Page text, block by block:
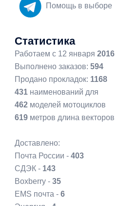
Помощь в выборе
Статистика
Работаем с 12 января 2016
Выполнено заказов: 594
Продано прокладок: 1168
431 наименований для
462 моделей мотоциклов
619 метров длина векторов
Доставлено:
Почта России - 403
СДЭК - 143
Boxberry - 35
EMS почта - 6